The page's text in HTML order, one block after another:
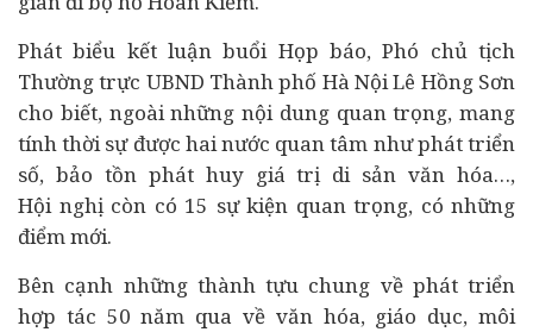
Phát biểu kết luận buổi Họp báo, Phó chủ tịch
Thường trực UBND Thành phố Hà Nội Lê Hồng Sơn
cho biết, ngoài những nội dung quan trọng, mang
tính thời sự được hai nước quan tâm như phát triển
số, bảo tồn phát huy giá trị di sản văn hóa…,
Hội nghị còn có 15 sự kiện quan trọng, có những
điểm mới.
Bên cạnh những thành tựu chung về phát triển
hợp tác 50 năm qua về văn hóa, giáo dục, môi